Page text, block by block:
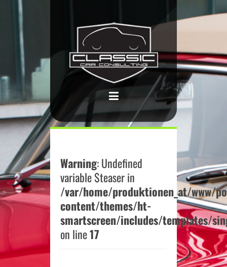
Warning: Undefined
variable $teaser in
/var/home/produktionen_at/www/
content/themes/ht-
smartscreen/includes/templates/
on line17